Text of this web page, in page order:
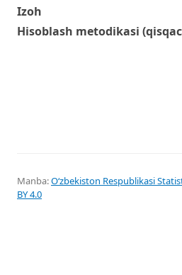
Izoh
Hisoblash metodikasi
Manba:Oʻzbekiston Respublikasi
BY 4.0